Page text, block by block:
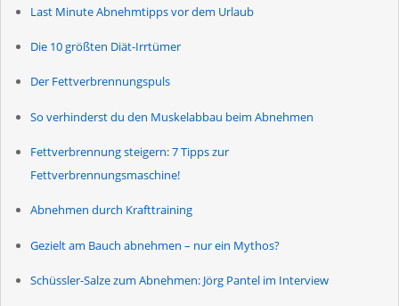
Last Minute Abnehmtipps vor dem Urlaub
Die 10 größten Diät-Irrtümer
Der Fettverbrennungspuls
So verhinderst du den Muskelabbau beim Abnehmen
Fettverbrennung steigern: 7 Tipps zur
Fettverbrennungsmaschine!
Abnehmen durch Krafttraining
Gezielt am Bauch abnehmen – nur ein Mythos?
Schüssler-Salze zum Abnehmen: Jörg Pantel im Interview